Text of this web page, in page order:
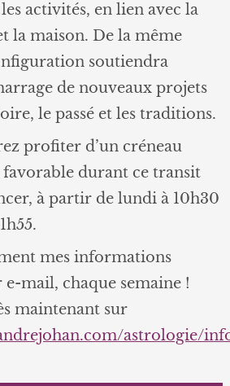
activités, en lien avec la
la maison. De la même
soutiendra
de nouveaux projets
le passé et les traditions.
profiter d’un créneau
durant ce transit
à partir de lundi à 10h30
mes informations
mail, chaque semaine !
maintenant sur
astrologie/